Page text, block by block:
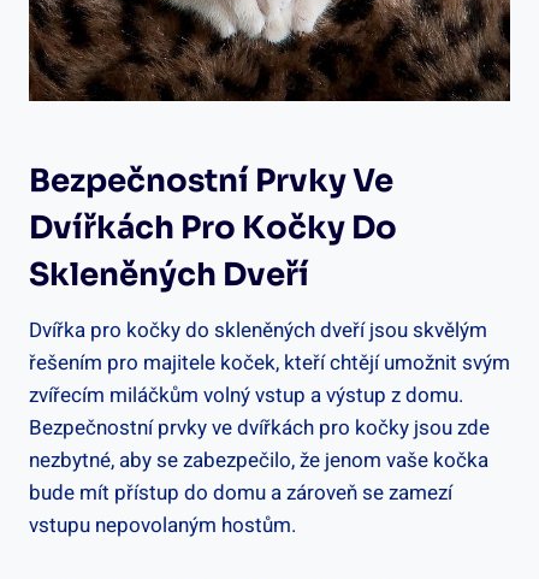
Bezpečnostní Prvky Ve
Dvířkách Pro Kočky Do
Skleněných Dveří
Dvířka pro kočky do skleněných dveří jsou skvělým
řešením pro majitele koček, kteří chtějí umožnit svým
zvířecím miláčkům volný vstup a výstup z domu.
Bezpečnostní prvky ve dvířkách pro kočky jsou zde
nezbytné, aby se zabezpečilo, že jenom vaše kočka
bude mít přístup do domu a zároveň se zamezí
vstupu nepovolaným hostům.